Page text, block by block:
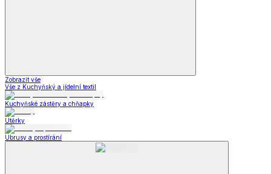
Zobrazit vše
Vše z Kuchyňský a jídelní textil
Kuchyňské zástěry a chňapky
Utěrky
Ubrusy a prostírání